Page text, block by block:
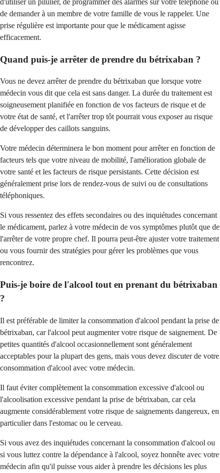
de demander à un membre de votre famille de vous le rappeler. Une
prise régulière est importante pour que le médicament agisse
efficacement.
Quand puis-je arrêter de prendre du bétrixaban ?
Vous ne devez arrêter de prendre du bétrixaban que lorsque votre
médecin vous dit que cela est sans danger. La durée du traitement est
soigneusement planifiée en fonction de vos facteurs de risque et de
votre état de santé, et l'arrêter trop tôt pourrait vous exposer au risque
de développer des caillots sanguins.
Votre médecin déterminera le bon moment pour arrêter en fonction de
facteurs tels que votre niveau de mobilité, l'amélioration globale de
votre santé et les facteurs de risque persistants. Cette décision est
généralement prise lors de rendez-vous de suivi ou de consultations
téléphoniques.
Si vous ressentez des effets secondaires ou des inquiétudes concernant
le médicament, parlez à votre médecin de vos symptômes plutôt que de
l'arrêter de votre propre chef. Il pourra peut-être ajuster votre traitement
ou vous fournir des stratégies pour gérer les problèmes que vous
rencontrez.
Puis-je boire de l'alcool tout en prenant du bétrixaban
?
Il est préférable de limiter la consommation d'alcool pendant la prise de
bétrixaban, car l'alcool peut augmenter votre risque de saignement. De
petites quantités d'alcool occasionnellement sont généralement
acceptables pour la plupart des gens, mais vous devez discuter de votre
consommation d'alcool avec votre médecin.
Il faut éviter complètement la consommation excessive d'alcool ou
l'alcoolisation excessive pendant la prise de bétrixaban, car cela
augmente considérablement votre risque de saignements dangereux, en
particulier dans l'estomac ou le cerveau.
Si vous avez des inquiétudes concernant la consommation d'alcool ou
si vous luttez contre la dépendance à l'alcool, soyez honnête avec votre
médecin afin qu'il puisse vous aider à prendre les décisions les plus